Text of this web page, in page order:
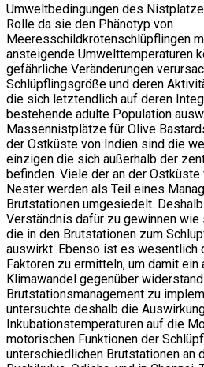
Umweltbedingungen des
Rolle da sie den Phänotyp von
Meeresschildkrötenschlüpflingen
ansteigende Umwelttemperaturen
gefährliche Veränderungen
Schlüpflingsgröße und deren
die sich letztendlich auf deren
bestehende adulte Population
Massennistplätze für Olive
der Ostküste von Indien sind die
einzigen die sich außerhalb der
befinden. Viele der an der
Nester werden als Teil eines
Brutstationen umgesiedelt.
Verständnis dafür zu gewinnen wie
die in den Brutstationen zum
auswirkt. Ebenso ist es
Faktoren zu ermitteln, um damit ein
Klimawandel gegenüber
Brutstationsmanagement zu
untersuchte deshalb die
Inkubationstemperaturen auf die
motorischen Funktionen der
unterschiedlichen Brutstationen an